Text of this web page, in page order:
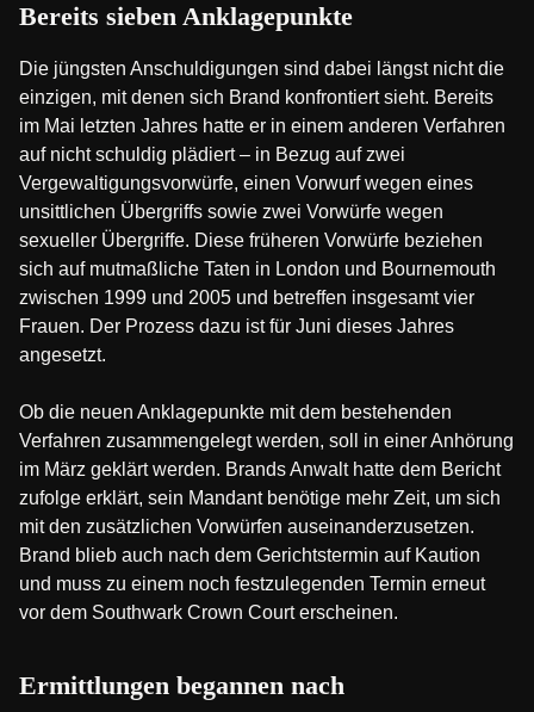
Bereits sieben Anklagepunkte
Die jüngsten Anschuldigungen sind dabei längst nicht die
einzigen, mit denen sich Brand konfrontiert sieht. Bereits
im Mai letzten Jahres hatte er in einem anderen Verfahren
auf nicht schuldig plädiert – in Bezug auf zwei
Vergewaltigungsvorwürfe, einen Vorwurf wegen eines
unsittlichen Übergriffs sowie zwei Vorwürfe wegen
sexueller Übergriffe. Diese früheren Vorwürfe beziehen
sich auf mutmaßliche Taten in London und Bournemouth
zwischen 1999 und 2005 und betreffen insgesamt vier
Frauen. Der Prozess dazu ist für Juni dieses Jahres
angesetzt.
Ob die neuen Anklagepunkte mit dem bestehenden
Verfahren zusammengelegt werden, soll in einer Anhörung
im März geklärt werden. Brands Anwalt hatte dem Bericht
zufolge erklärt, sein Mandant benötige mehr Zeit, um sich
mit den zusätzlichen Vorwürfen auseinanderzusetzen.
Brand blieb auch nach dem Gerichtstermin auf Kaution
und muss zu einem noch festzulegenden Termin erneut
vor dem Southwark Crown Court erscheinen.
Ermittlungen begannen nach